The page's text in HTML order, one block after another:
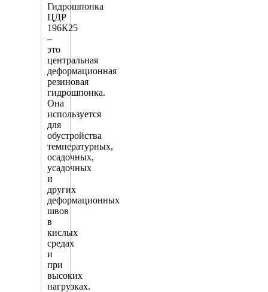
Гидрошпонка
ЦДР
196К25
–
это
центральная
деформационная
резиновая
гидрошпонка.
Она
используется
для
обустройства
температурных,
осадочных,
усадочных
и
других
деформационных
швов
в
кислых
средах
и
при
высоких
нагрузках.